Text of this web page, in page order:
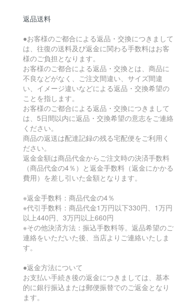
返品送料
●お客様のご都合による返品・交換につきまして
は、往復の送料及び返金に関わる手数料はお客
様のご負担となります。
お客様のご都合による返品・交換とは、商品に
不良などがなく、ご注文間違い、サイズ間違
い、イメージ違いなどによる返品・交換希望の
ことを指します。
お客様のご都合による返品・交換につきまして
は、5日間以内に返品・交換希望の意志をご連絡
ください。
商品の返送は配達記録の残る宅配便をご利用く
ださい。
返金金額は商品代金からご注文時の決済手数料
（商品代金の4％）と返金手数料（返金にかかる
費用）を差し引いた金額となります。
※返金手数料：商品代金の4％
※代引手数料：商品代金1万円以下330円、1万円
以上440円、3万円以上660円
※その他決済方法：振込手数料等。返品希望のご
連絡をいただいた後、当店よりご連絡いたしま
す。
●返金方法について
お支払い手続き後の返金につきましては、基本
的に銀行振込または郵便振替でのご返金となり
ます。